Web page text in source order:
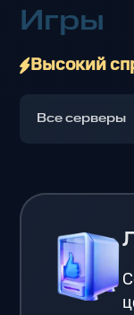
Игры
Высокий
Все серверы